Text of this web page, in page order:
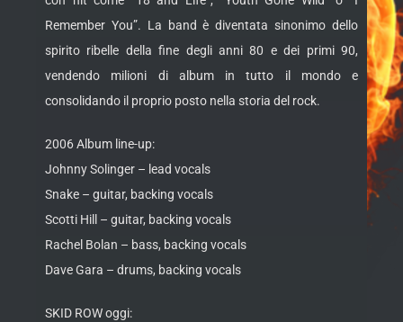
Remember You”. La band è diventata sinonimo dello
spirito ribelle della fine degli anni 80 e dei primi 90,
vendendo milioni di album in tutto il mondo e
consolidando il proprio posto nella storia del rock.
2006 Album line-up:
Johnny Solinger – lead vocals
Snake – guitar, backing vocals
Scotti Hill – guitar, backing vocals
Rachel Bolan – bass, backing vocals
Dave Gara – drums, backing vocals
SKID ROW oggi: